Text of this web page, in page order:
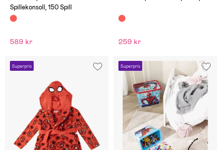
Spillekonsoll, 150 Spill
589 kr 259 kr
Superpris Superpris